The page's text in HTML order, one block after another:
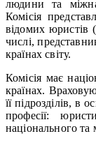
людини та
Комісія
відомих юристів
числі,
країнах світу.
Комісія має
країнах.
її підрозділів, в
професії:
національного